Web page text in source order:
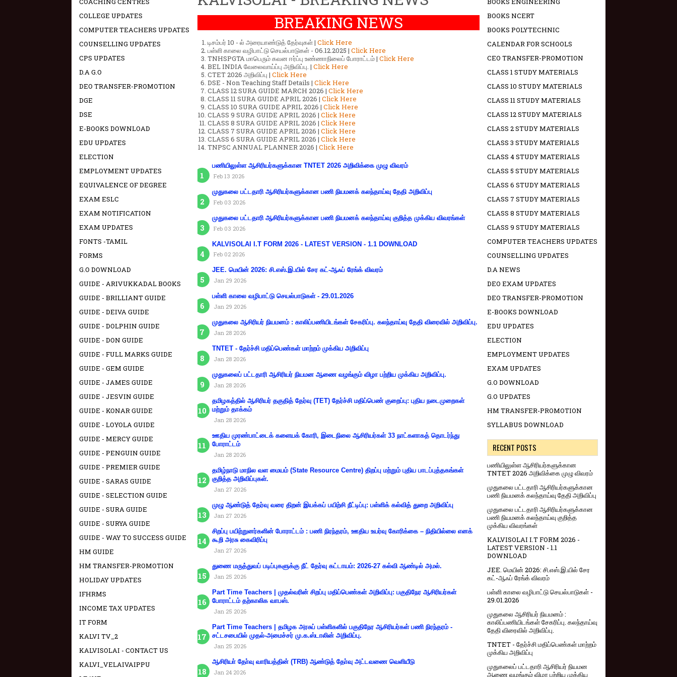
BREAKING NEWS
டிசம்பர் 10 - ல் அரையாண்டுத் தேர்வுகள் | Click Here
பள்ளி காலை வழிபாட்டு செயல்பாடுகள் - 06.12.2025 | Click Here
TNHSPGTA மாபெரும் கவன ஈர்ப்பு உண்ணாநிலைப் போராட்டம் | Click Here
BEL INDIA வேலைவாய்ப்பு அறிவிப்பு. | Click Here
CTET 2026 அறிவிப்பு | Click Here
DSE - Non Teaching Staff Details | Click Here
CLASS 12 SURA GUIDE MARCH 2026 | Click Here
CLASS 11 SURA GUIDE APRIL 2026 | Click Here
CLASS 10 SURA GUIDE APRIL 2026 | Click Here
CLASS 9 SURA GUIDE APRIL 2026 | Click Here
CLASS 8 SURA GUIDE APRIL 2026 | Click Here
CLASS 7 SURA GUIDE APRIL 2026 | Click Here
CLASS 6 SURA GUIDE APRIL 2026 | Click Here
TNPSC ANNUAL PLANNER 2026 | Click Here
பணியிலுள்ள ஆசிரியர்களுக்கான TNTET 2026 அறிவிக்கை முழு விவரம்
Feb 13 2026
முதுகலை பட்டதாரி ஆசிரியர்களுக்கான பணி நியமனக் கலந்தாய்வு தேதி அறிவிப்பு
Feb 03 2026
முதுகலை பட்டதாரி ஆசிரியர்களுக்கான பணி நியமனக் கலந்தாய்வு குறித்த முக்கிய விவரங்கள்
Feb 03 2026
KALVISOLAI I.T FORM 2026 - LATEST VERSION - 1.1 DOWNLOAD
Feb 02 2026
JEE. மெயின் 2026: சி.எஸ்.இ.யில் சேர கட்-ஆஃப் ரேங்க் விவரம்
Jan 29 2026
பள்ளி காலை வழிபாட்டு செயல்பாடுகள் - 29.01.2026
Jan 29 2026
முதுகலை ஆசிரியர் நியமனம் : காலிப்பணியிடங்கள் சேகரிப்பு. கலந்தாய்வு தேதி விரைவில் அறிவிப்பு.
Jan 28 2026
TNTET - தேர்ச்சி மதிப்பெண்கள் மாற்றம் முக்கிய அறிவிப்பு
Jan 28 2026
முதுகலைப் பட்டதாரி ஆசிரியர் நியமன ஆணை வழங்கும் விழா பற்றிய முக்கிய அறிவிப்பு.
Jan 28 2026
தமிழகத்தில் ஆசிரியர் தகுதித் தேர்வு (TET) தேர்ச்சி மதிப்பெண் குறைப்பு: புதிய நடைமுறைகள்
மற்றும் தாக்கம்
Jan 28 2026
ஊதிய முரண்பாட்டைக் களையக் கோரி, இடைநிலை ஆசிரியர்கள் 33 நாட்களாகத் தொடர்ந்து
போராட்டம்
Jan 28 2026
தமிழ்நாடு மாநில வள மையம் (State Resource Centre) திறப்பு மற்றும் புதிய பாடப்புத்தகங்கள்
குறித்த அறிவிப்புகள்.
Jan 27 2026
முழு ஆண்டுத் தேர்வு வரை திறன் இயக்கப் பயிற்சி நீட்டிப்பு: பள்ளிக் கல்வித் துறை அறிவிப்பு
Jan 27 2026
சிறப்பு பயிற்றுனர்களின் போராட்டம் : பணி நிரந்தரம், ஊதிய உயர்வு கோரிக்கை – நிதியில்லை எனக்
கூறி அரசு கைவிரிப்பு
Jan 27 2026
துணை மருத்துவப் படிப்புகளுக்கு நீட் தேர்வு கட்டாயம்: 2026-27 கல்வி ஆண்டில் அமல்.
Jan 25 2026
Part Time Teachers | முதல்வரின் சிறப்பு மதிப்பெண்கள் அறிவிப்பு: பகுதிநேர ஆசிரியர்கள்
போராட்டம் தற்காலிக வாபஸ்.
Jan 25 2026
Part Time Teachers | தமிழக அரசுப் பள்ளிகளில் பகுதிநேர ஆசிரியர்கள் பணி நிரந்தரம் -
சட்டசபையில் முதல்-அமைச்சர் மு.க.ஸ்டாலின் அறிவிப்பு.
Jan 25 2026
ஆசிரியா் தோ்வு வாரியத்தின் (TRB) ஆண்டுத் தோ்வு அட்டவணை வெளியீடு
Jan 24 2026
COLLEGE UPDATES
COMPUTER TEACHERS UPDATES
COUNSELLING UPDATES
CPS UPDATES
D.A G.O
DEO TRANSFER-PROMOTION
DGE
DSE
E-BOOKS DOWNLOAD
EDU UPDATES
ELECTION
EMPLOYMENT UPDATES
EQUIVALENCE OF DEGREE
EXAM ESLC
EXAM NOTIFICATION
EXAM UPDATES
FONTS -TAMIL
FORMS
G.O DOWNLOAD
GUIDE - ARIVUKKADAL BOOKS
GUIDE - BRILLIANT GUIDE
GUIDE - DEIVA GUIDE
GUIDE - DOLPHIN GUIDE
GUIDE - DON GUIDE
GUIDE - FULL MARKS GUIDE
GUIDE - GEM GUIDE
GUIDE - JAMES GUIDE
GUIDE - JESVIN GUIDE
GUIDE - KONAR GUIDE
GUIDE - LOYOLA GUIDE
GUIDE - MERCY GUIDE
GUIDE - PENGUIN GUIDE
GUIDE - PREMIER GUIDE
GUIDE - SARAS GUIDE
GUIDE - SELECTION GUIDE
GUIDE - SURA GUIDE
GUIDE - SURYA GUIDE
GUIDE - WAY TO SUCCESS GUIDE
HM GUIDE
HM TRANSFER-PROMOTION
HOLIDAY UPDATES
IFHRMS
INCOME TAX UPDATES
IT FORM
KALVI TV_2
KALVISOLAI - CONTACT US
KALVI_VELAIVAIPPU
BOOKS NCERT
BOOKS POLYTECHNIC
CALENDAR FOR SCHOOLS
CEO TRANSFER-PROMOTION
CLASS 1 STUDY MATERIALS
CLASS 10 STUDY MATERIALS
CLASS 11 STUDY MATERIALS
CLASS 12 STUDY MATERIALS
CLASS 2 STUDY MATERIALS
CLASS 3 STUDY MATERIALS
CLASS 4 STUDY MATERIALS
CLASS 5 STUDY MATERIALS
CLASS 6 STUDY MATERIALS
CLASS 7 STUDY MATERIALS
CLASS 8 STUDY MATERIALS
CLASS 9 STUDY MATERIALS
COMPUTER TEACHERS UPDATES
COUNSELLING UPDATES
D.A NEWS
DEO EXAM UPDATES
DEO TRANSFER-PROMOTION
E-BOOKS DOWNLOAD
EDU UPDATES
ELECTION
EMPLOYMENT UPDATES
EXAM UPDATES
G.O DOWNLOAD
G.O UPDATES
HM TRANSFER-PROMOTION
SYLLABUS DOWNLOAD
RECENT POSTS
பணியிலுள்ள ஆசிரியர்களுக்கான
TNTET 2026 அறிவிக்கை முழு விவரம்
முதுகலை பட்டதாரி ஆசிரியர்களுக்கான
பணி நியமனக் கலந்தாய்வு தேதி அறிவிப்பு
முதுகலை பட்டதாரி ஆசிரியர்களுக்கான
பணி நியமனக் கலந்தாய்வு குறித்த
முக்கிய விவரங்கள்
KALVISOLAI I.T FORM 2026 -
LATEST VERSION - 1.1
DOWNLOAD
JEE. மெயின் 2026: சி.எஸ்.இ.யில் சேர
கட்-ஆஃப் ரேங்க் விவரம்
பள்ளி காலை வழிபாட்டு செயல்பாடுகள் -
29.01.2026
முதுகலை ஆசிரியர் நியமனம் :
காலிப்பணியிடங்கள் சேகரிப்பு. கலந்தாய்வு
தேதி விரைவில் அறிவிப்பு.
TNTET - தேர்ச்சி மதிப்பெண்கள் மாற்றம்
முக்கிய அறிவிப்பு
முதுகலைப் பட்டதாரி ஆசிரியர் நியமன
ஆணை வழங்கும் விழா பற்றிய முக்கிய